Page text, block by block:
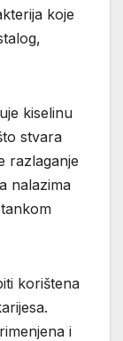
koje
kiselinu
stvara
razlaganje
nalazima
korištena
i